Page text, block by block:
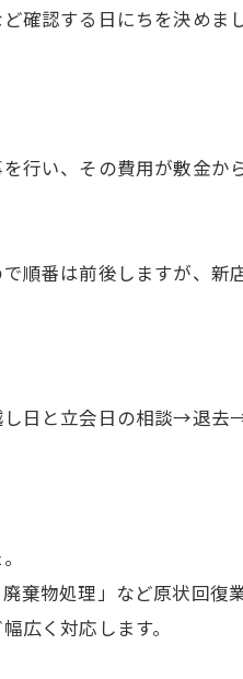
確認する日にちを決めまし
行い、その費用が敷金から
順番は前後しますが、
日と立会日の相談→退去
物処理」など原状回復
広く対応します。